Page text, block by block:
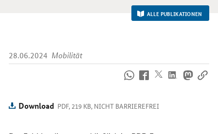
ALLE PUBLIKATIONEN
28.06.2024 Mobilität
uns
im
Download PDF, 219 KB, NICHT BARRIEREFREI